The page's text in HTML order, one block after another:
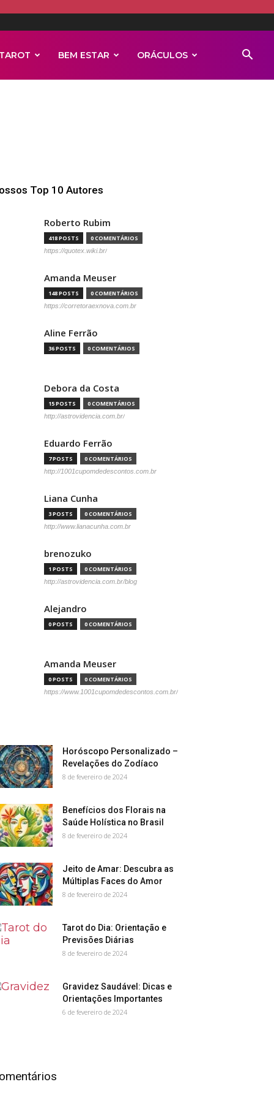
BEM ESTAR ORÁCULOS
Top 10 Autores
Roberto Rubim
418 POSTS 0 COMENTÁRIOS
https://quotex.wiki.br/
Amanda Meuser
148 POSTS 0 COMENTÁRIOS
https://corretoraexnova.com.br
Aline Ferrão
36 POSTS 0 COMENTÁRIOS
Debora da Costa
15 POSTS 0 COMENTÁRIOS
http://astrovidencia.com.br/
Eduardo Ferrão
7 POSTS 0 COMENTÁRIOS
http://1001cupomdedescontos.com.br
Liana Cunha
3 POSTS 0 COMENTÁRIOS
http://www.lianacunha.com.br
brenozuko
1 POSTS 0 COMENTÁRIOS
http://astrovidencia.com.br/blog
Alejandro
0 POSTS 0 COMENTÁRIOS
Amanda Meuser
0 POSTS 0 COMENTÁRIOS
https://www.1001cupomdedescontos.com.br/
Horóscopo Personalizado –
Revelações do Zodíaco
8 de fevereiro de 2024
Benefícios dos Florais na
Saúde Holística no Brasil
8 de fevereiro de 2024
Jeito de Amar: Descubra as
Múltiplas Faces do Amor
8 de fevereiro de 2024
Tarot do Dia: Orientação e
Previsões Diárias
8 de fevereiro de 2024
Gravidez Saudável: Dicas e
Orientações Importantes
6 de fevereiro de 2024